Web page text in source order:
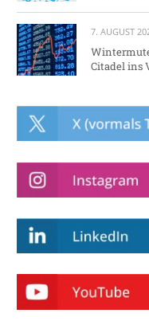
7. AUGUST
Citadel ins